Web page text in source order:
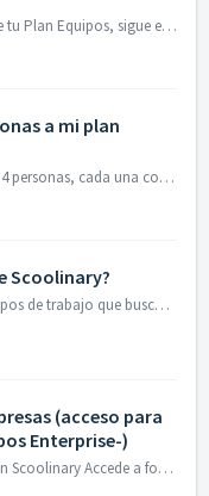
Para invitar a alguien a formar parte de tu Plan Equipos, sigue estos pasos ingresando desde la web a tu perfil: Ingresa en “Mi Cuenta” y selecciona ...
a mi plan
El plan Equipos permite vincular hasta 4 personas, cada una con su propio email y acceso individual a la plataforma. Además, quien gestiona el plan podrá ve...
Scoolinary?
El Plan Equipos está pensado para grupos de trabajo que buscan aprender juntos, pero de forma personalizada. Incluye acceso ilimitado a todos los cursos de ...
(acceso para
Enterprise-)
Desarrolla el potencial de tu equipo con Scoolinary Accede a formación en cocina, pastelería, panadería, coctelería y mucho más con nuestro Plan Teams, pen...